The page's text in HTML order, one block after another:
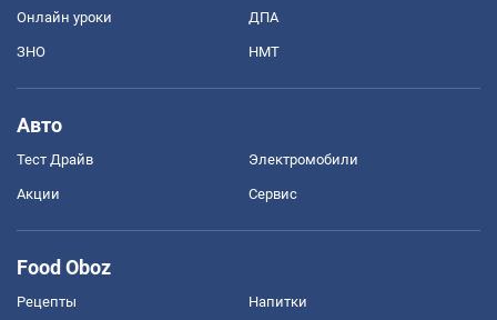
Онлайн уроки ДПА
ЗНО НМТ
Авто
Тест Драйв Электромобили
Акции Сервис
Food Oboz
Рецепты Напитки